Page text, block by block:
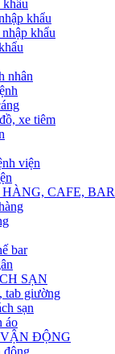
khẩu
khẩu
nhân
xe tiêm
viện
CAFE, BAR
bar
SẠN
tab giường
sạn
áo
ĐỘNG
động